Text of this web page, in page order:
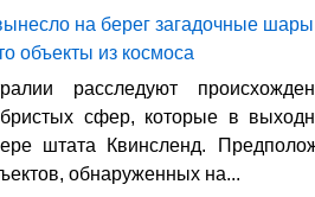
на берег загадочные
объекты из космоса
расследуют
сфер, которые в
штата Квинсленд.
обнаруженных на...